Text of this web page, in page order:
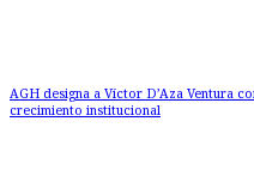
AGH designa a Víctor D’Aza Ventura
crecimiento institucional